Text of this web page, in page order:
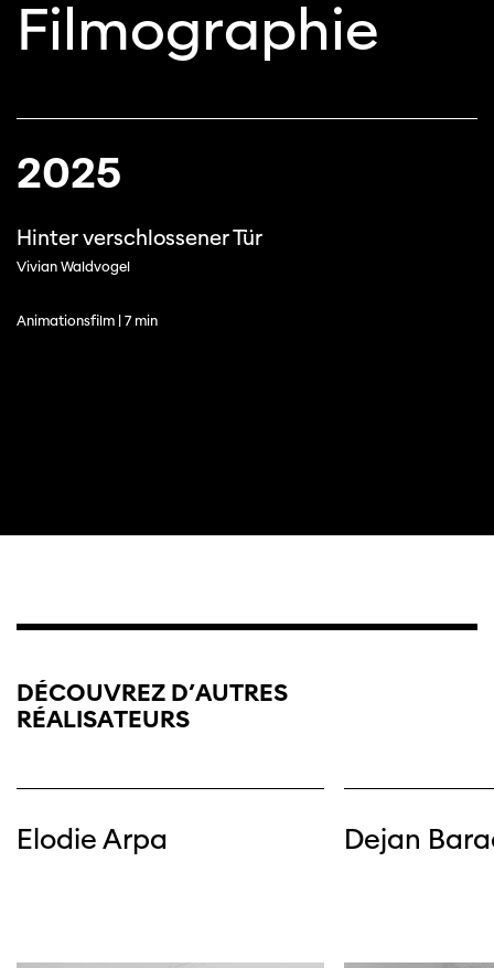
Filmographie
2025
Hinter verschlossener Tür
Vivian Waldvogel
Animationsfilm | 7 min
DÉCOUVREZ D’AUTRES
RÉALISATEURS
Elodie Arpa Dejan